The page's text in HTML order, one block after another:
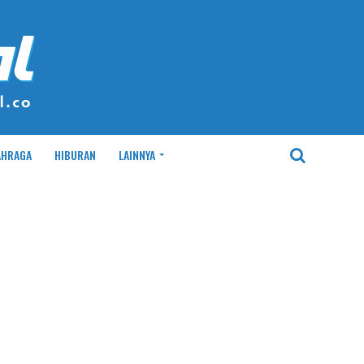
HIBURAN LAINNYA